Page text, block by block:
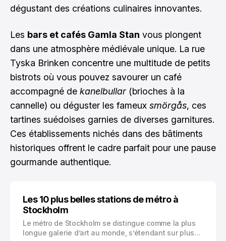
dégustant des créations culinaires innovantes.
Les bars et cafés Gamla Stan vous plongent
dans une atmosphère médiévale unique. La rue
Tyska Brinken concentre une multitude de petits
bistrots où vous pouvez savourer un café
accompagné de kanelbullar (brioches à la
cannelle) ou déguster les fameux smörgås, ces
tartines suédoises garnies de diverses garnitures.
Ces établissements nichés dans des bâtiments
historiques offrent le cadre parfait pour une pause
gourmande authentique.
Les 10 plus belles stations de métro à
Stockholm
Le métro de Stockholm se distingue comme la plus
longue galerie d’art au monde, s’étendant sur plus